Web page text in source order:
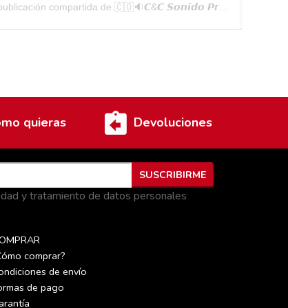
Una publicación compartida de 🇨🇴🔉𝘾&𝘾 𝙎𝙤𝙣𝙞𝙙𝙤 𝙋𝙧𝙤𝙛𝙚𝙨𝙞𝙤𝙣𝙖𝙡🔊🇨🇴 (@cycelectronica_colombia)
quieras Devoluciones
y tratamiento de datos personales
comprar?
de envío
de pago